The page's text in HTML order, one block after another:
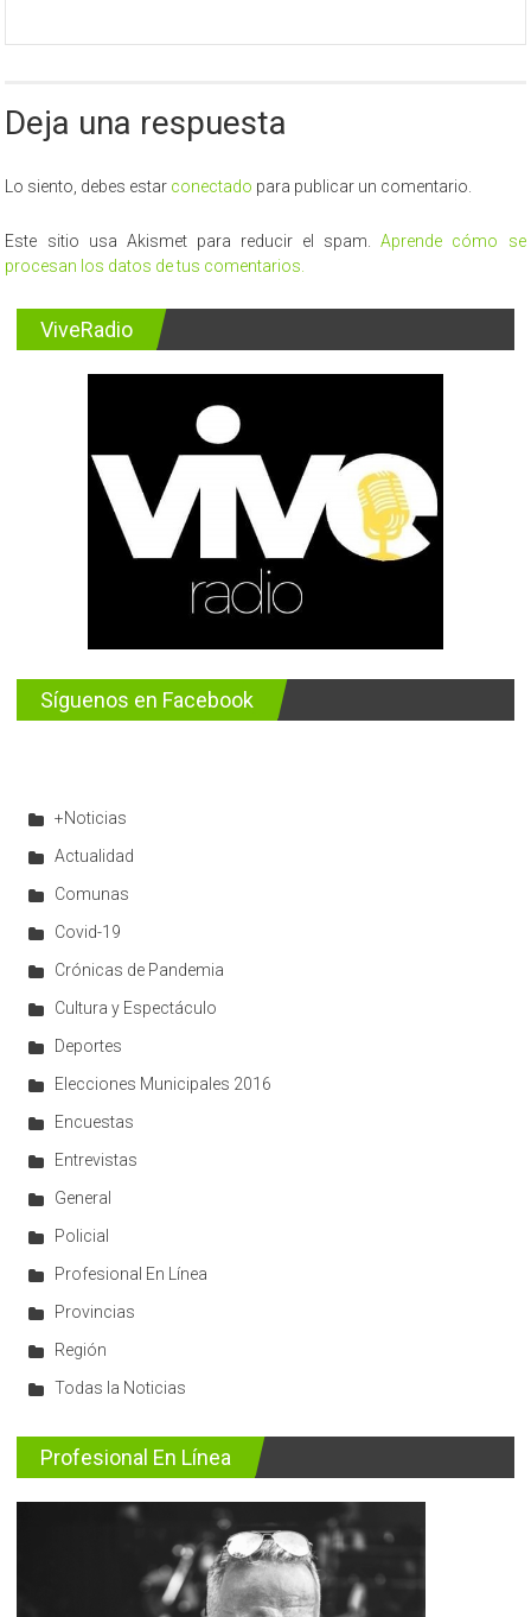
Deja una respuesta
Lo siento, debes estar conectado para publicar un comentario.
Este sitio usa Akismet para reducir el spam.Aprende cómo se
procesan los datos de tus comentarios.
ViveRadio
Síguenos en Facebook
+Noticias
Actualidad
Comunas
Covid-19
Crónicas de Pandemia
Cultura y Espectáculo
Deportes
Elecciones Municipales 2016
Encuestas
Entrevistas
General
Policial
Profesional En Línea
Provincias
Región
Todas la Noticias
Profesional En Línea